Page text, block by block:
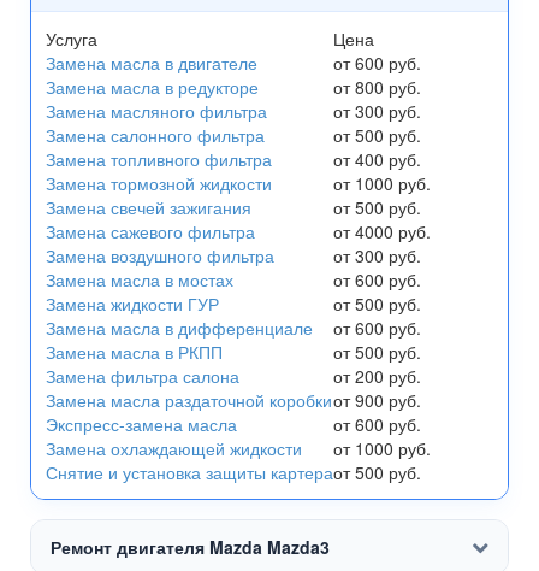
Услуга
Цена
Замена масла в двигателе
от 600 руб.
Замена масла в редукторе
от 800 руб.
Замена масляного фильтра
от 300 руб.
Замена салонного фильтра
от 500 руб.
Замена топливного фильтра
от 400 руб.
Замена тормозной жидкости
от 1000 руб.
Замена свечей зажигания
от 500 руб.
Замена сажевого фильтра
от 4000 руб.
Замена воздушного фильтра
от 300 руб.
Замена масла в мостах
от 600 руб.
Замена жидкости ГУР
от 500 руб.
Замена масла в дифференциале
от 600 руб.
Замена масла в РКПП
от 500 руб.
Замена фильтра салона
от 200 руб.
Замена масла раздаточной коробкиот 900 руб.
Экспресс-замена масла
от 600 руб.
Замена охлаждающей жидкости
от 1000 руб.
Снятие и установка защиты картераот 500 руб.
Ремонт двигателя Mazda Mazda3